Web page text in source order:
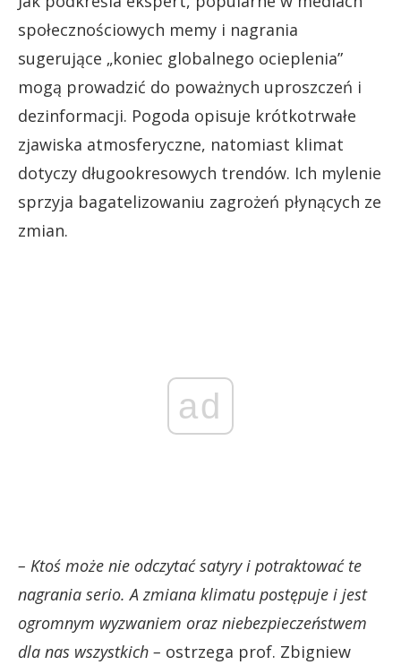
społecznościowych memy i nagrania
sugerujące „koniec globalnego ocieplenia”
mogą prowadzić do poważnych uproszczeń i
dezinformacji. Pogoda opisuje krótkotrwałe
zjawiska atmosferyczne, natomiast klimat
dotyczy długookresowych trendów. Ich mylenie
sprzyja bagatelizowaniu zagrożeń płynących ze
zmian.
ad
– Ktoś może nie odczytać satyry i potraktować te
nagrania serio. A zmiana klimatu postępuje i jest
ogromnym wyzwaniem oraz niebezpieczeństwem
dla nas wszystkich – ostrzega prof. Zbigniew